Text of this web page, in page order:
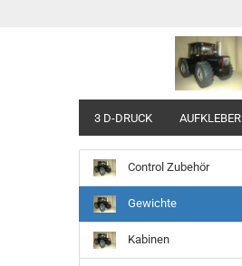
3 D-DRUCK AUFKLEBER
Control Zubehör
Gewichte
Kabinen